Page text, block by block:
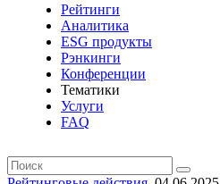
Рейтинги
Аналитика
ESG продукты
Рэнкинги
Конференции
Тематики
Услуги
FAQ